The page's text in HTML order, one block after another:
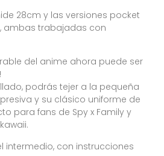
28cm y las versiones pocket
ambas trabajadas con
del anime ahora puede ser
podrás tejer a la pequeña
y su clásico uniforme de
para fans de Spy x Family y
intermedio, con instrucciones